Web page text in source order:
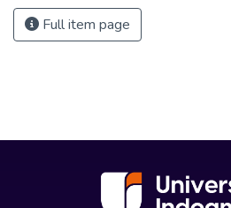
Full item page